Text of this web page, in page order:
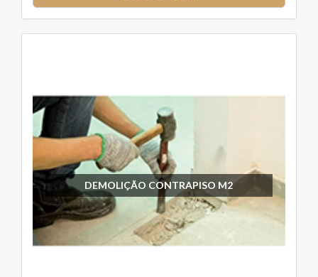
DEMOLIÇÃO CONTRAPISO M2